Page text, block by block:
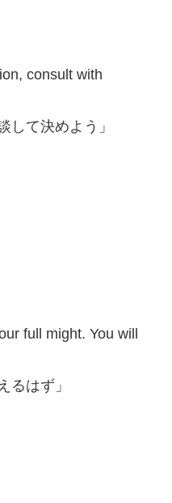
consult with
して決めよう」
full might. You will
るはず」